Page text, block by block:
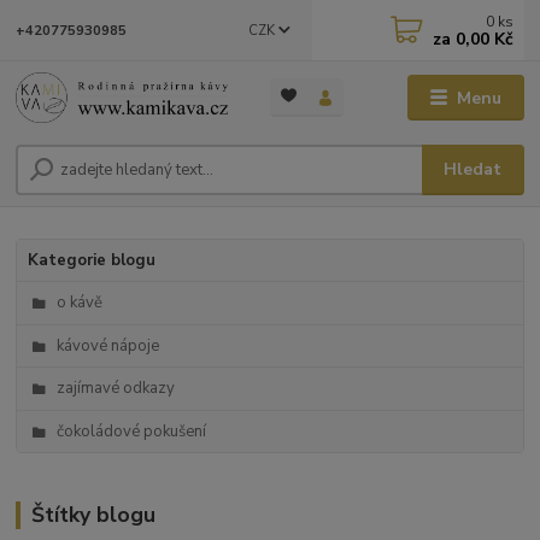
Menu
CZK
Hledat
+420775930985 0 ks
za 0,00 Kč
Kategorie blogu
o kávě
kávové nápoje
zajímavé odkazy
čokoládové pokušení
Štítky blogu